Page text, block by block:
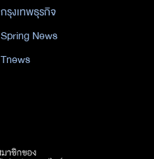
กรุงเทพธุรกิจ
Spring News
Tnews